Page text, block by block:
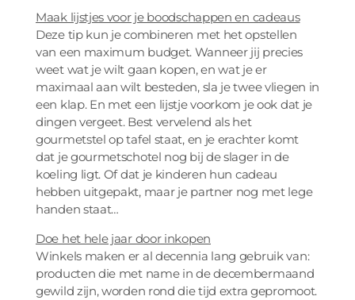
Maak lijstjes voor je boodschappen en cadeaus
Deze tip kun je combineren met het opstellen
van een maximum budget. Wanneer jij precies
weet wat je wilt gaan kopen, en wat je er
maximaal aan wilt besteden, sla je twee vliegen in
een klap. En met een lijstje voorkom je ook dat je
dingen vergeet. Best vervelend als het
gourmetstel op tafel staat, en je erachter komt
dat je gourmetschotel nog bij de slager in de
koeling ligt. Of dat je kinderen hun cadeau
hebben uitgepakt, maar je partner nog met lege
handen staat…
Doe het hele jaar door inkopen
Winkels maken er al decennia lang gebruik van:
producten die met name in de decembermaand
gewild zijn, worden rond die tijd extra gepromoot.